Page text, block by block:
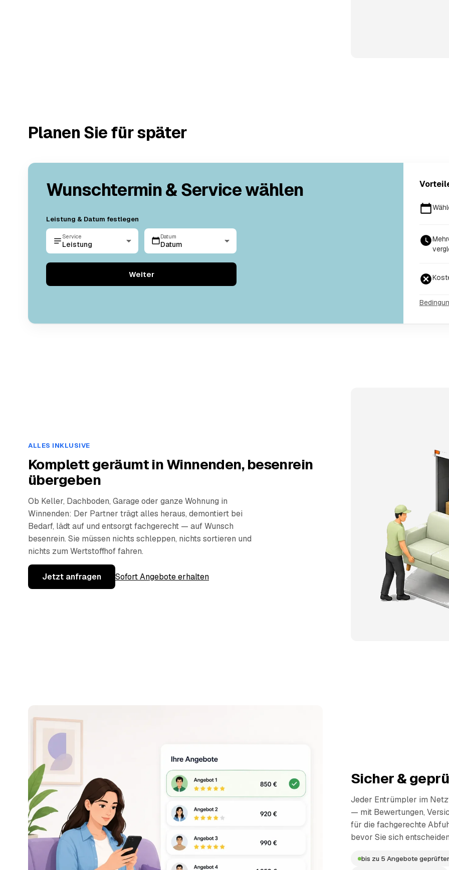
Planen Sie für später
Wunschtermin & Service wählen
Leistung & Datum festlegen
Service
Leistung
Datum
Datum
Weiter
ALLES INKLUSIVE
Komplett geräumt in Winnenden, besenrein
übergeben
Ob Keller, Dachboden, Garage oder ganze Wohnung in
Winnenden: Der Partner trägt alles heraus, demontiert bei
Bedarf, lädt auf und entsorgt fachgerecht — auf Wunsch
besenrein. Sie müssen nichts schleppen, nichts sortieren und
nichts zum Wertstoffhof fahren.
Jetzt anfragen Sofort Angebote erhalten
Sicher &
Jeder Entrümpler im
— mit Bewertungen,
für die fachgerechte
bevor Sie sich
bis zu 5 Angebote